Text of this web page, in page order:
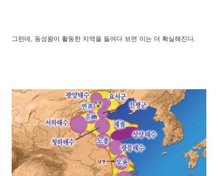
그런데, 동성왕이 활동한 지역을 들여다 보면 이는 더 확실해진다.